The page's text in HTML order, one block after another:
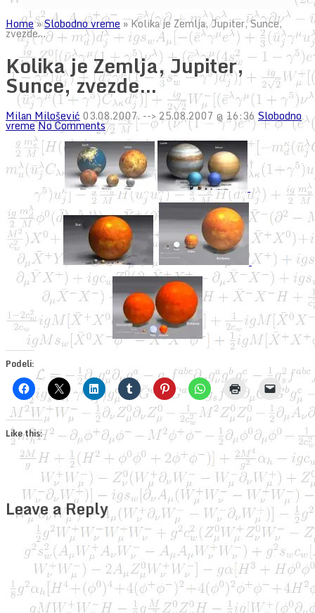
Home»Slobodno vreme »Kolika je Zemlja, Jupiter, Sunce,
zvezde…
Kolika je Zemlja, Jupiter,
Sunce, zvezde…
Milan Milošević 03.08.2007. --> 25.08.2007 @ 16:36 Slobodno
vremeNo Comments
Podeli:
Like this:
Leave a Reply